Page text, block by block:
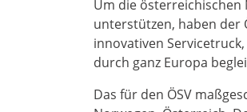
Um die
unterstützen, haben der
innovativen
durch ganz Europa
Das für den ÖSV